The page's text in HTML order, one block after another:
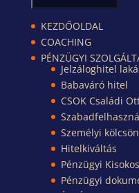
KEZDŐOLDAL
COACHING
PÉNZÜGYI
Jelzáloghitel
Babaváró hitel
CSOK Családi
Személyi kölcsön
Hitelkiváltás
Pénzügyi Kisokos
Pénzügyi